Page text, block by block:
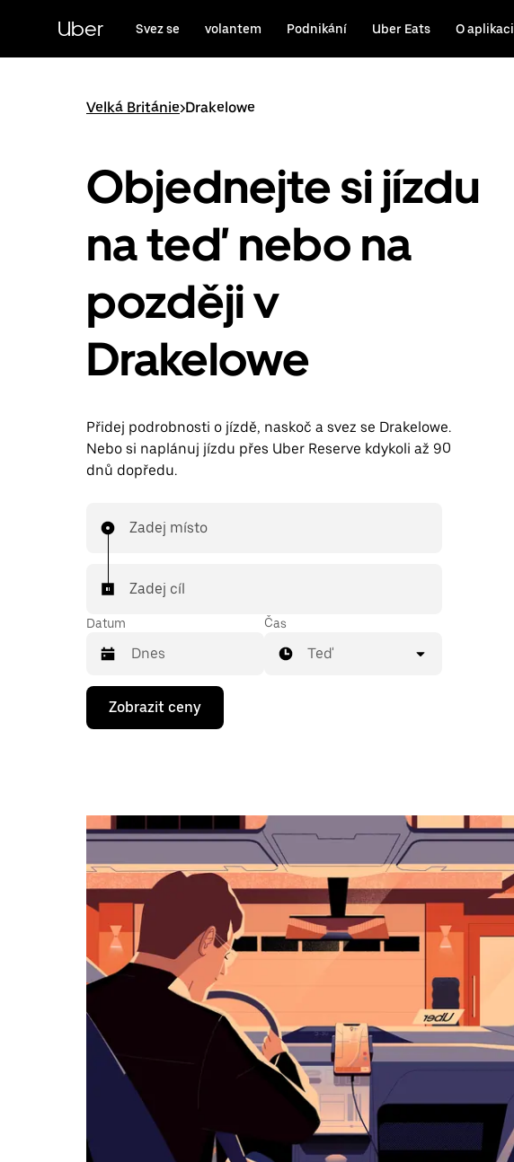
obsah
Uber Svez se volantem Podnikání Uber Eats O aplikaci
Velká Británie>Drakelowe
Objednejte si jízdu
na teď nebo na
později v
Drakelowe
Přidej podrobnosti o jízdě, naskoč a svez se Drakelowe.
Nebo si naplánuj jízdu přes Uber Reserve kdykoli až 90
dnů dopředu.
Zadej místo
Zadej cíl
Datum
Stisknutím
klávesy
se
vybrat
datum.
klávesy
Esc
zavřeš
kalendář.
Čas
Teď
Zobrazit ceny